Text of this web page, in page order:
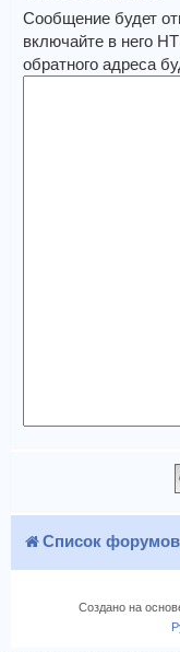
Сообщение будет
включайте в него
обратного адреса
Список форумов
Создано на